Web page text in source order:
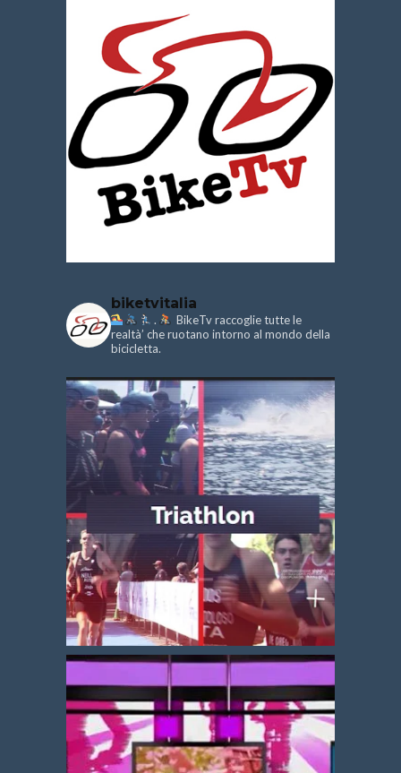
biketvitalia
.
BikeTv raccoglie tutte le
realtà’ che ruotano intorno al mondo della
bicicletta.